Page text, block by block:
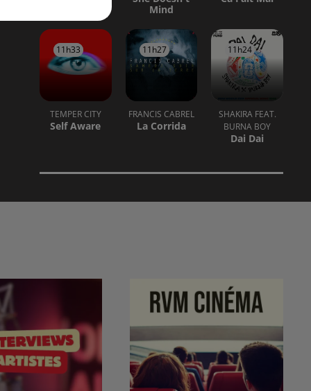
Mind
11h33
11h33
TEMPER CITY
Self Aware
11h27
11h27
FRANCIS CABREL
La Corrida
11h24
11h24
SHAKIRA FEAT.
BURNA BOY
Dai Dai